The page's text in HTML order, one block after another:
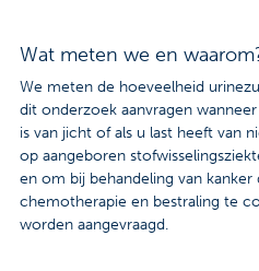
Wat meten we en
We meten de hoeveelheid
dit onderzoek aanvragen
is van jicht of als u last heeft van
op aangeboren
en om bij behandeling van kanker
chemotherapie en bestraling te
worden aangevraagd.